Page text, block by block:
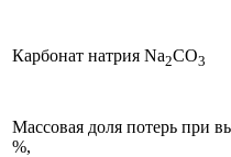
Карбонат натрия Na2CO3
Массовая доля потерь при
%,